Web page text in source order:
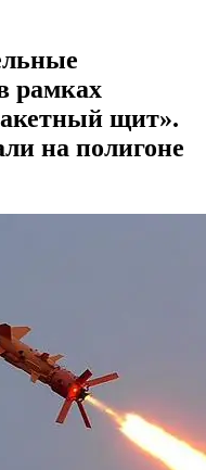
рамках
щит».
на полигоне